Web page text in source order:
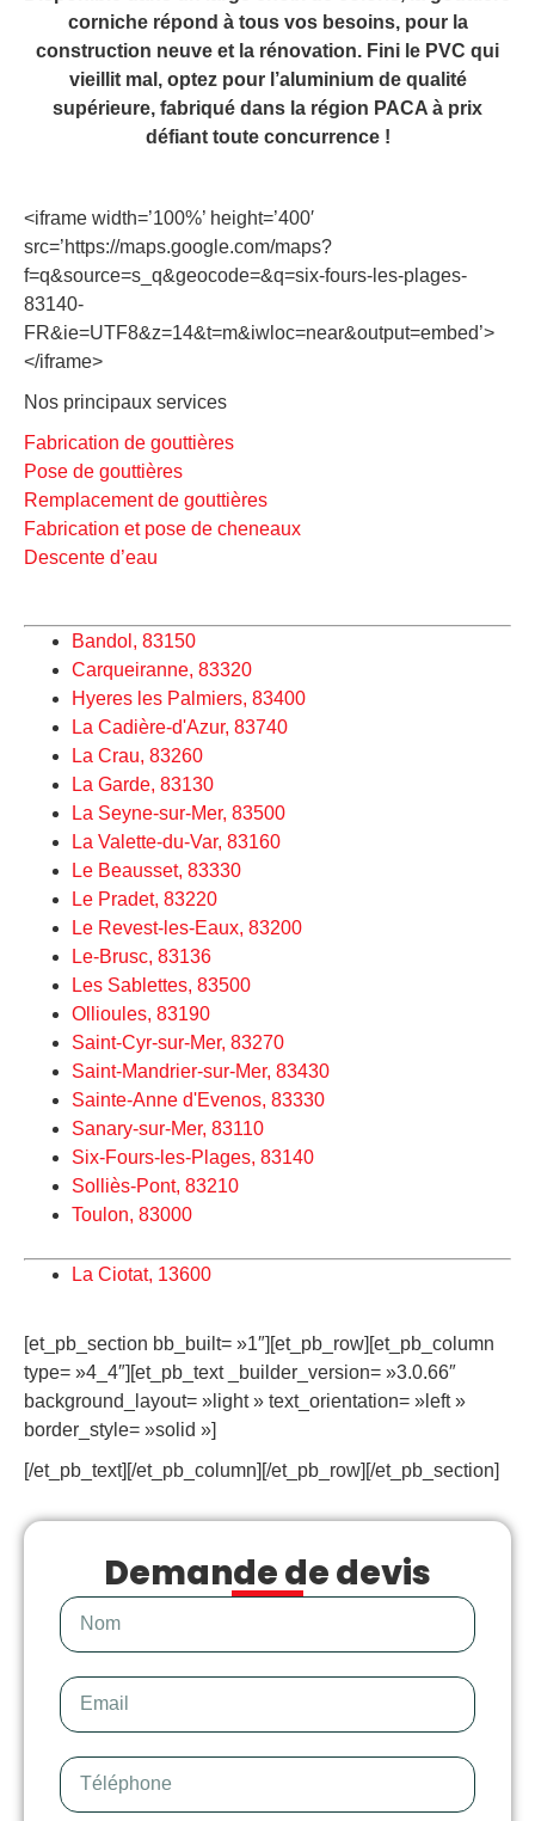
corniche répond à tous vos besoins, pour la
construction neuve et la rénovation. Fini le PVC qui
vieillit mal, optez pour l’aluminium de qualité
supérieure, fabriqué dans la région PACA à prix
défiant toute concurrence !
<iframe width=’100%’ height=’400′
src=’https://maps.google.com/maps?
f=q&source=s_q&geocode=&q=six-fours-les-plages-
83140-
FR&ie=UTF8&z=14&t=m&iwloc=near&output=embed’>
</iframe>
Nos principaux services
Fabrication de gouttières
Pose de gouttières
Remplacement de gouttières
Fabrication et pose de cheneaux
Descente d’eau
Bandol, 83150
Carqueiranne, 83320
Hyeres les Palmiers, 83400
La Cadière-d'Azur, 83740
La Crau, 83260
La Garde, 83130
La Seyne-sur-Mer, 83500
La Valette-du-Var, 83160
Le Beausset, 83330
Le Pradet, 83220
Le Revest-les-Eaux, 83200
Le-Brusc, 83136
Les Sablettes, 83500
Ollioules, 83190
Saint-Cyr-sur-Mer, 83270
Saint-Mandrier-sur-Mer, 83430
Sainte-Anne d'Evenos, 83330
Sanary-sur-Mer, 83110
Six-Fours-les-Plages, 83140
Solliès-Pont, 83210
Toulon, 83000
La Ciotat, 13600
[et_pb_section bb_built= »1″][et_pb_row][et_pb_column
type= »4_4″][et_pb_text _builder_version= »3.0.66″
background_layout= »light » text_orientation= »left »
border_style= »solid »]
[/et_pb_text][/et_pb_column][/et_pb_row][/et_pb_section]
Demande de devis